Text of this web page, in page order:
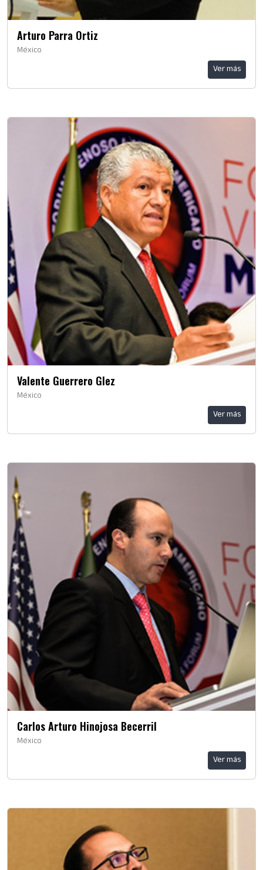
Arturo Parra Ortiz
México
Ver más
Valente Guerrero Glez
México
Ver más
Carlos Arturo Hinojosa Becerril
México
Ver más